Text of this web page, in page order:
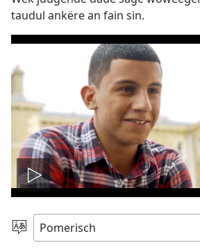
taudul ankëre an fain sin.
Video
speele
Språk
uutsuika